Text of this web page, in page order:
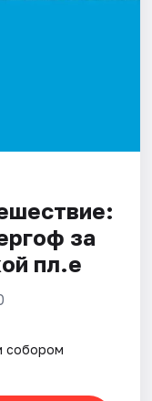
за
пл.е
собором